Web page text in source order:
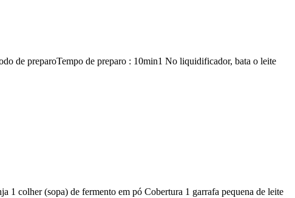
de preparoTempo de preparo : 10min1 No liquidificador, bata o leite
1 colher (sopa) de fermento em pó Cobertura 1 garrafa pequena de leite